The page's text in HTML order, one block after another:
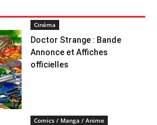
Cinéma
Doctor Strange : Bande
Annonce et Affiches
officielles
Comics / Manga / Anime